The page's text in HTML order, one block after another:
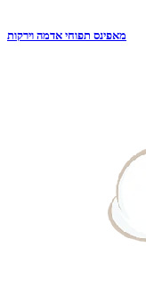
מאפינס תפוחי אדמה וירקות